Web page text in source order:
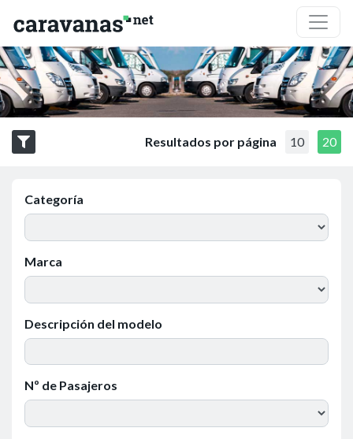
Resultados por página 10 20
Categoría
Marca
Descripción del modelo
Nº de Pasajeros